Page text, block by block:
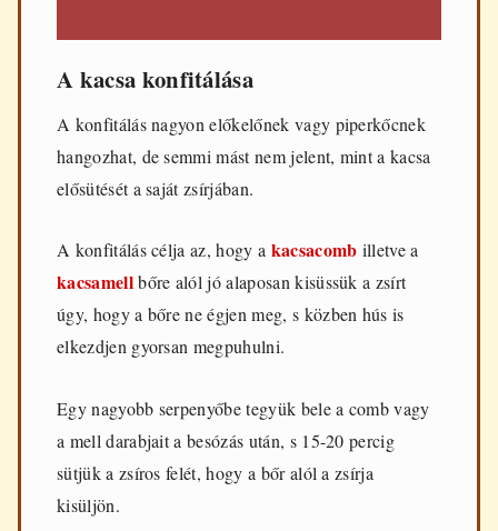
A kacsa konfitálása
A konfitálás nagyon előkelőnek vagy piperkőcnek
hangozhat, de semmi mást nem jelent, mint a kacsa
elősütését a saját zsírjában.
A konfitálás célja az, hogy a kacsacomb illetve a
kacsamellbőre alól jó alaposan kisüssük a zsírt
úgy, hogy a bőre ne égjen meg, s közben hús is
elkezdjen gyorsan megpuhulni.
Egy nagyobb serpenyőbe tegyük bele a comb vagy
a mell darabjait a besózás után, s 15-20 percig
sütjük a zsíros felét, hogy a bőr alól a zsírja
kisüljön.